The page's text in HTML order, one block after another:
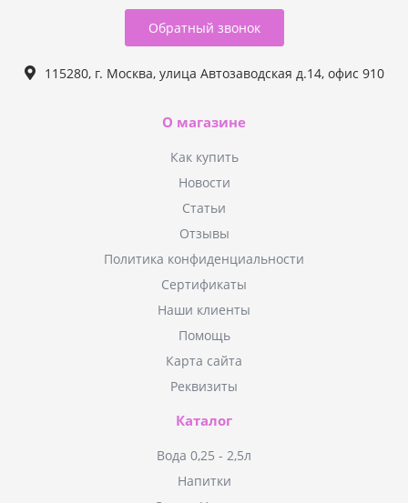
Обратный звонок
115280, г. Москва, улица Автозаводская д.14, офис 910
О магазине
Как купить
Новости
Статьи
Отзывы
Политика конфиденциальности
Сертификаты
Наши клиенты
Помощь
Карта сайта
Реквизиты
Каталог
Вода 0,25 - 2,5л
Напитки